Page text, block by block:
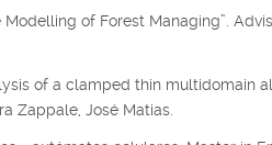
of Forest Managing”.
of a clamped thin multidomain
Zappale, José Matias.